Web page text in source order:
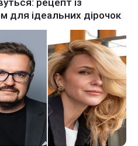
рецепт із
для ідеальних дірочок